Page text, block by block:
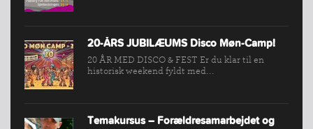
20-ÅRS JUBILÆUMS Disco Møn-Camp!
20 ÅR MED DISCO & FEST Er du klar til en
historisk weekend fyldt med...
Temakursus – Forældresamarbejdet og